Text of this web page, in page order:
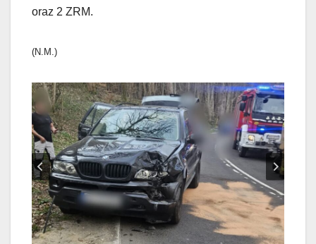
oraz 2 ZRM.
(N.M.)